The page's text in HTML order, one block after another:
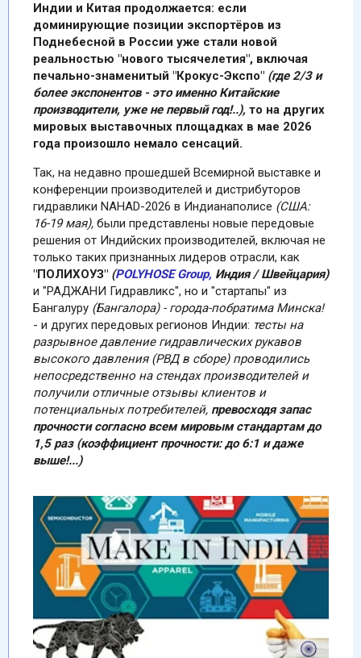
Индии и Китая продолжается: если
доминирующие позиции экспортёров из
Поднебесной в России уже стали новой
реальностью "нового тысячелетия", включая
печально-знаменитый "Крокус-Экспо" (где 2/3 и
более экспонентов - это именно Китайские
производители, уже не первый год!..), то на других
мировых выставочных площадках в мае 2026
года произошло немало сенсаций.
Так, на недавно прошедшей Всемирной выставке и
конференции производителей и дистрибуторов
гидравлики NAHAD-2026 в Индианаполисе (США:
16-19 мая), были представлены новые передовые
решения от Индийских производителей, включая не
только таких признанных лидеров отрасли, как
"ПОЛИХОУЗ" (POLYHOSEGroup, Индия / Швейцария)
и "РАДЖАНИ Гидравликс", но и "стартапы" из
Бангалуру (Бангалора) - города-побратима Минска!
- и других передовых регионов Индии: тесты на
разрывное давление гидравлических рукавов
высокого давления (РВД в сборе) проводились
непосредственно на стендах производителей и
получили отличные отзывы клиентов и
потенциальных потребителей, превосходя запас
прочности согласно всем мировым стандартам до
1,5 раз (коэффициент прочности: до 6:1 и даже
выше!...)